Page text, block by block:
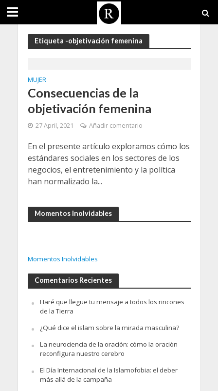
Etiqueta -objetivación femenina
MUJER
Consecuencias de la
objetivación femenina
27 April, 2021 Añadir comentario
En el presente artículo exploramos cómo los
estándares sociales en los sectores de los
negocios, el entretenimiento y la política
han normalizado la...
Momentos Inolvidables
Momentos Inolvidables
Comentarios Recientes
Haré que llegue tu mensaje a todos los rincones
de la Tierra
¿Qué dice el islam sobre la mirada masculina?
La neurociencia de la oración: cómo la oración
reconfigura nuestro cerebro
El Día Internacional de la Islamofobia: el deber
más allá de la campaña